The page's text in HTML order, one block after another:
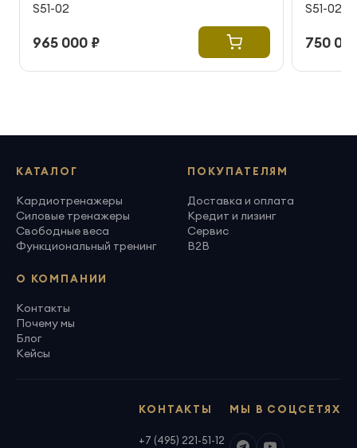
S51-02
965 000 ₽
S51-02
750
КАТАЛОГ
Кардиотренажеры
Силовые тренажеры
Свободные веса
Функциональный тренинг
ПОКУПАТЕЛЯМ
Доставка и оплата
Кредит и лизинг
Сервис
B2B
О КОМПАНИИ
Контакты
Почему мы
Блог
Кейсы
МЫ В СОЦСЕТЯХ
КОНТАКТЫ
+7 (495) 221-51-12